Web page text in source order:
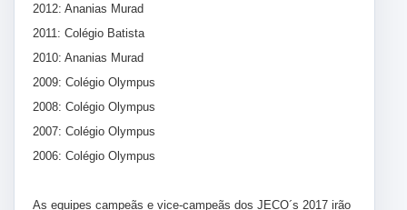
2012: Ananias Murad
2011: Colégio Batista
2010: Ananias Murad
2009: Colégio Olympus
2008: Colégio Olympus
2007: Colégio Olympus
2006: Colégio Olympus
As equipes campeãs e vice-campeãs dos JECO´s 2017 irão